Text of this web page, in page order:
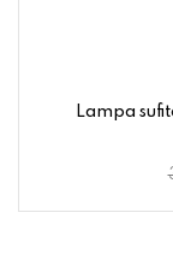
Lampa